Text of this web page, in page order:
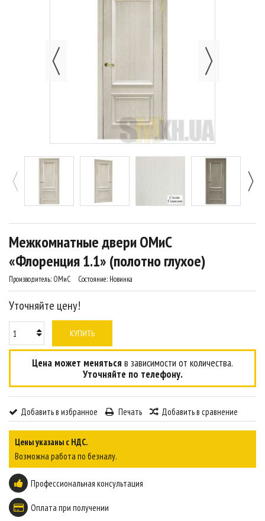
Межкомнатные двери ОМиС
«Флоренция 1.1» (полотно глухое)
Производитель: ОМиС Состояние: Новинка
Уточняйте цену!
КУПИТЬ
Цена может меняться в зависимости от количества.
Уточняйте по телефону.
Добавить в избранное Печать Добавить в сравнение
Цены указаны с НДС.
Возможна работа по безналу.
Профессиональная консультация
Оплата при получении